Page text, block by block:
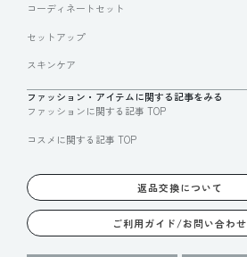
コーディネートセット
セットアップ
スキンケア
ファッション・アイテムに関する記事をみる
ファッションに関する記事 TOP
コスメに関する記事 TOP
返品交換について
ご利用ガイド/お問い合わせ